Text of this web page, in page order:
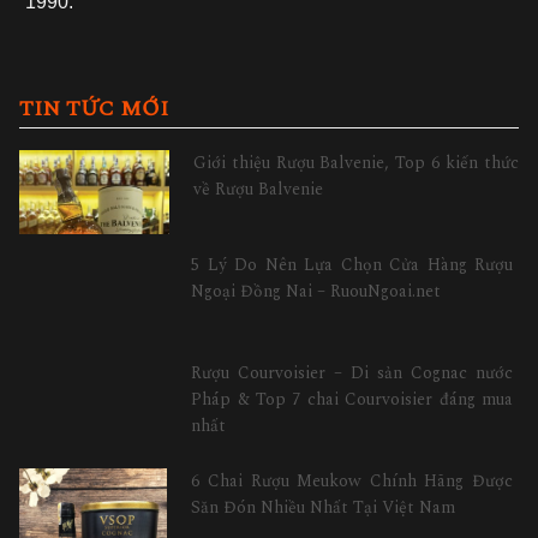
TIN TỨC MỚI
Giới thiệu Rượu Balvenie, Top 6 kiến thức
về Rượu Balvenie
5 Lý Do Nên Lựa Chọn Cửa Hàng Rượu
Ngoại Đồng Nai – RuouNgoai.net
Rượu Courvoisier – Di sản Cognac nước
Pháp & Top 7 chai Courvoisier đáng mua
nhất
6 Chai Rượu Meukow Chính Hãng Được
Săn Đón Nhiều Nhất Tại Việt Nam